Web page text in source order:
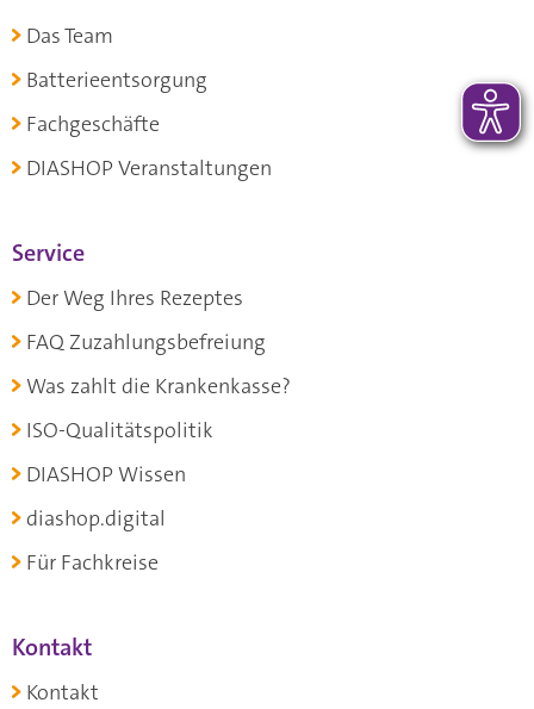
Das Team
Batterieentsorgung
Fachgeschäfte
DIASHOP Veranstaltungen
Service
Der Weg Ihres Rezeptes
FAQ Zuzahlungsbefreiung
Was zahlt die Krankenkasse?
ISO-Qualitätspolitik
DIASHOP Wissen
diashop.digital
Für Fachkreise
Kontakt
Kontakt